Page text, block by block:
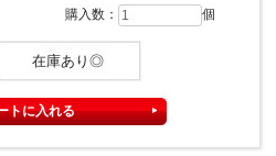
購入数： 個
在庫あり◎